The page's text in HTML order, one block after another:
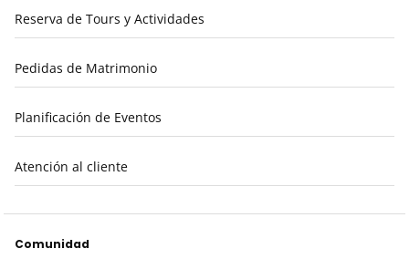
Reserva de Tours y Actividades
Pedidas de Matrimonio
Planificación de Eventos
Atención al cliente
Comunidad